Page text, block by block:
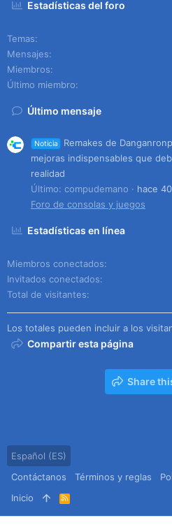
Estadísticas del foro
Temas
Mensajes
Miembros
Último miembro
Último mensaje
Noticia
Remakes de
mejoras indispensables que
realidad
Último: compudemano
hace
Foro de consolas y juegos
Estadísticas en línea
Miembros conectados
Invitados conectados
Total de visitantes
Los totales pueden incluir a los
Compartir esta página
Share
Español (ES)
Contáctanos
Términos y reglas
Inicio
R
S
S